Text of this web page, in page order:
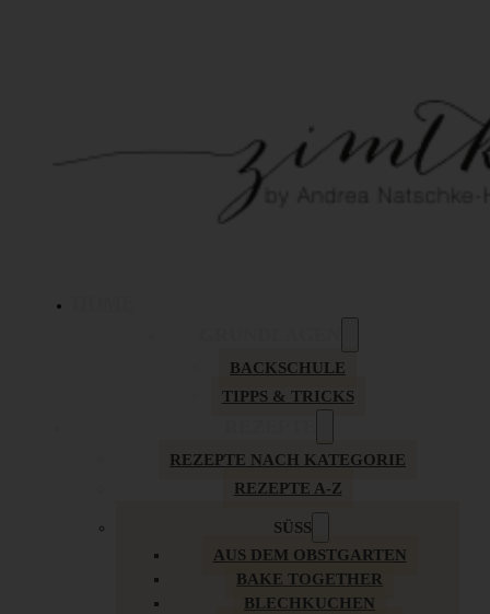
BACKSCHULE
TIPPS & TRICKS
REZEPTE NACH KATEGORIE
REZEPTE A-Z
SÜSS
AUS DEM OBSTGARTEN
BAKE TOGETHER
BLECHKUCHEN